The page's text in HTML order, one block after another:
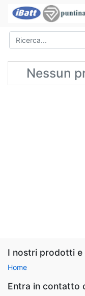
Nessun
I nostri prodotti e
Home
Entra in contatto